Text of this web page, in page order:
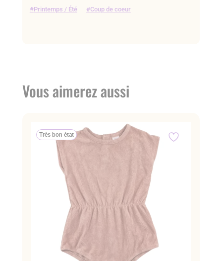
Printemps / Été Coup de coeur
Vous aimerez aussi
Très bon état